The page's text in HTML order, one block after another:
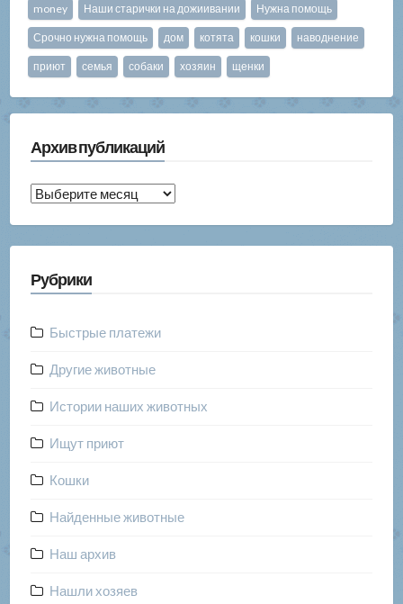
money Наши старички на дожиивании Нужна помощь
Срочно нужна помощь дом котята кошки наводнение
приют семья собаки хозяин щенки
Архив публикаций
Архив
Рубрики
Быстрые платежи
Другие животные
Истории наших животных
Ищут приют
Кошки
Найденные животные
Наш архив
Нашли хозяев